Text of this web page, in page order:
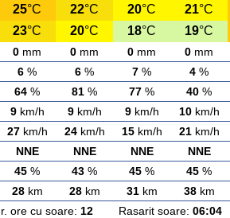
25°C 22°C 20°C 21°C
23°C 20°C 18°C 19°C
0 mm 0 mm 0 mm 0 mm
6 % 6 % 7 % 4 %
64 % 81 % 77 % 40 %
9km/h 9km/h 9km/h 10km/h
27km/h 24km/h 15km/h 21km/h
NNE NNE NNE NNE
45 % 43 % 45 % 45 %
28km 28km 31km 38km
ore cu soare: 12Rasarit soare: 06:04